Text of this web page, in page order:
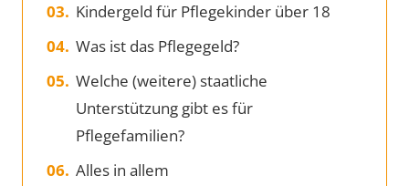
Kindergeld für Pflegekinder über 18
Was ist das Pflegegeld?
Welche (weitere) staatliche
Unterstützung gibt es für
Pflegefamilien?
Alles in allem